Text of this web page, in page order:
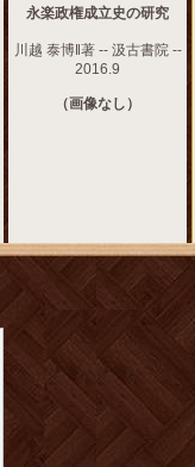
永楽政権成立史の研究
川越 泰博‖著 -- 汲古書院 --
2016.9
（画像なし）